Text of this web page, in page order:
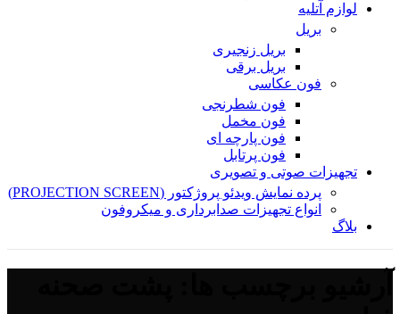
لوازم آتلیه
بریل
بریل زنجیری
بریل برقی
فون عکاسی
فون شطرنجی
فون مخمل
فون پارچه ای
فون پرتابل
تجهیزات صوتی و تصویری
پرده نمایش ویدئو پروژکتور (PROJECTION SCREEN)
انواع تجهیزات صدابرداری و میکروفون
بلاگ